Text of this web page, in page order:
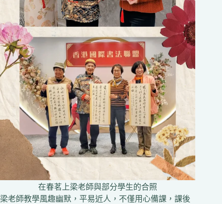
在春茗上梁老師與部分學生的合照
梁老師教學風趣幽默，平易近人，不僅用心備課，課後